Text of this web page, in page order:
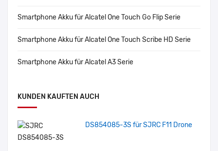
Smartphone Akku für Alcatel One Touch Go Flip Serie
Smartphone Akku für Alcatel One Touch Scribe HD Serie
Smartphone Akku für Alcatel A3 Serie
KUNDEN KAUFTEN AUCH
DS854085-3S für SJRC F11 Drone